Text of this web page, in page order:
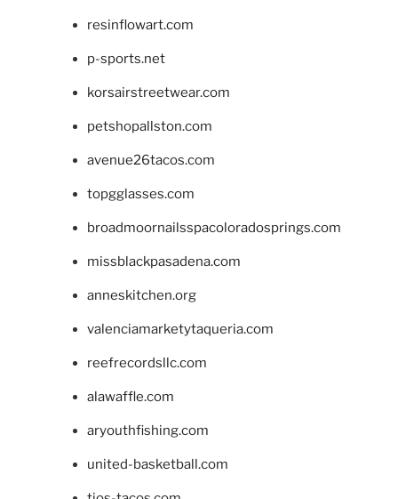
resinflowart.com
p-sports.net
korsairstreetwear.com
petshopallston.com
avenue26tacos.com
topgglasses.com
broadmoornailsspacoloradosprings.com
missblackpasadena.com
anneskitchen.org
valenciamarketytaqueria.com
reefrecordsllc.com
alawaffle.com
aryouthfishing.com
united-basketball.com